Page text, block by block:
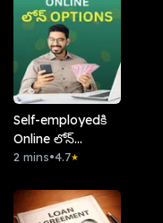
Self-employedకి
Online లోన్
Options
2 mins•4.7★